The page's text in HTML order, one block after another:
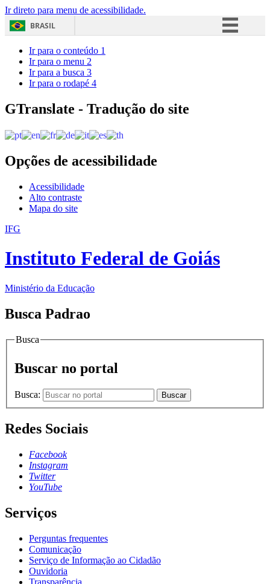
Ir direto para menu de acessibilidade.
BRASIL
Acesso à informação
Ir para o conteúdo 1
Ir para o menu 2
Ir para a busca 3
Ir para o rodapé 4
GTranslate - Tradução do site
Opções de acessibilidade
Acessibilidade
Alto contraste
Mapa do site
IFG
Instituto Federal de Goiás
Ministério da Educação
Busca Padrao
Busca
Buscar no portal
Busca: Buscar
Redes Sociais
Facebook
Instagram
Twitter
YouTube
Serviços
Perguntas frequentes
Comunicação
Serviço de Informação ao Cidadão
Ouvidoria
Transparência